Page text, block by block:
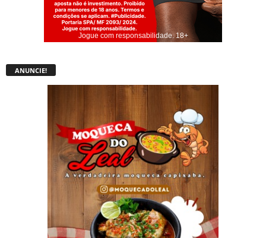
Jogue com responsabilidade. 18+
ANUNCIE!